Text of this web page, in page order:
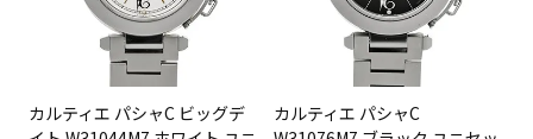
カルティエ パシャC ビッグデ
カルティエ パシャC